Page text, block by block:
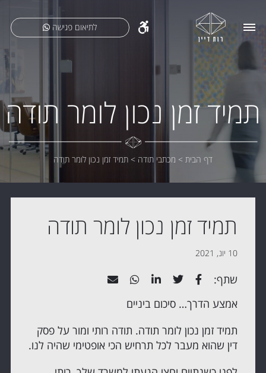
לתיאום פגישה
תמיד זמן נכון לומר תודה
דף הבית > מכתבי תודה > תמיד זמן נכון לומר תודה
תמיד זמן נכון לומר תודה
10 יונ, 2021
שתף:
אמצע הדרך… סיכום ביניים
תמיד זמן נכון לומר תודה. תודה רותי ומור על פסק
דין שהוא מעבר לכל תרחיש הכי אופטימי שהיה לנו.